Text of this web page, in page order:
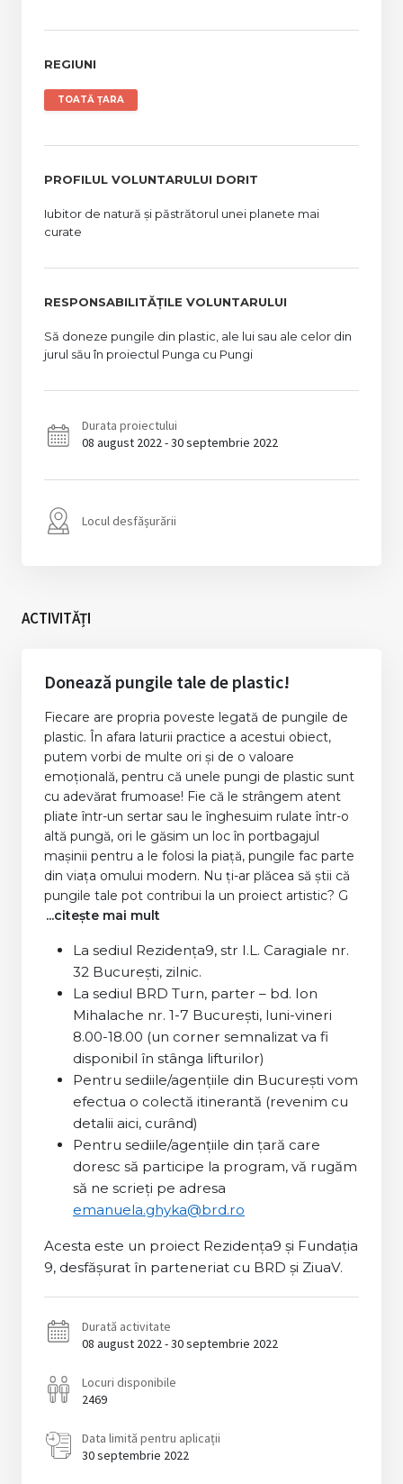
REGIUNI
TOATĂ ȚARA
PROFILUL VOLUNTARULUI DORIT
Iubitor de natură și păstrătorul unei planete mai
curate
RESPONSABILITĂȚILE VOLUNTARULUI
Să doneze pungile din plastic, ale lui sau ale celor din
jurul său în proiectul Punga cu Pungi
Durata proiectului
08 august 2022 - 30 septembrie 2022
Locul desfășurării
ACTIVITĂȚI
Donează pungile tale de plastic!
Fiecare are propria poveste legată de pungile de
plastic. În afara laturii practice a acestui obiect,
putem vorbi de multe ori şi de o valoare
emoţională, pentru că unele pungi de plastic sunt
cu adevărat frumoase! Fie că le strângem atent
pliate într-un sertar sau le înghesuim rulate într-o
altă pungă, ori le găsim un loc în portbagajul
maşinii pentru a le folosi la piaţă, pungile fac parte
din viaţa omului modern. Nu ţi-ar plăcea să ştii că
pungile tale pot contribui la un proiect artistic? G
...citește mai mult
La sediul Rezidenţa9, str I.L. Caragiale nr.
32 Bucureşti, zilnic.
La sediul BRD Turn, parter – bd. Ion
Mihalache nr. 1-7 Bucureşti, luni-vineri
8.00-18.00 (un corner semnalizat va fi
disponibil în stânga lifturilor)
Pentru sediile/agenţiile din Bucureşti vom
efectua o colectă itinerantă (revenim cu
detalii aici, curând)
Pentru sediile/agenţiile din ţară care
doresc să participe la program, vă rugăm
să ne scrieţi pe adresa
emanuela.ghyka@brd.ro
Acesta este un proiect Rezidența9 și Fundația
9, desfășurat în parteneriat cu BRD și ZiuaV.
Durată activitate
08 august 2022 - 30 septembrie 2022
Locuri disponibile
2469
Data limită pentru aplicații
30 septembrie 2022